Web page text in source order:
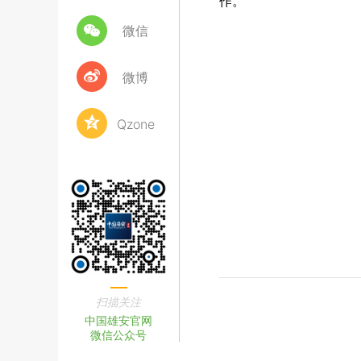
微信
微博
Qzone
扫描关注
中国雄安官网
微信公众号